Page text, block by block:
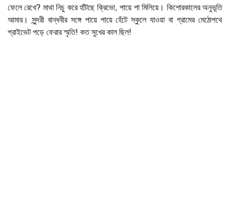
ফেলে রেখে? মাথা নিচু করে হাঁটছে ক্রিভো, পায়ে পা মিলিয়ে। কিশোরকালের অনুভূতি
আমার। সুন্দরী বান্ধবীর সঙ্গে পায়ে পায়ে হেঁটে স্কুলে যাওয়া বা গ্রামের মেঠোপথে
প্রাইভেট পড়ে ফেরার স্মৃতি! কত সুখের কাল ছিল!